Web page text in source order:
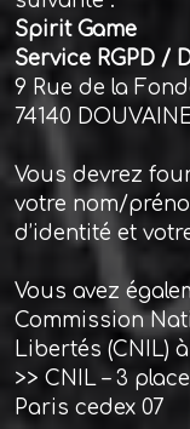
Spirit Game
Service RGPD /
9 Rue de la
74140
Vous devrez
votre nom/
d’identité et
Vous avez
Commission
Libertés (CNIL)
>> CNIL – 3
Paris cedex 07